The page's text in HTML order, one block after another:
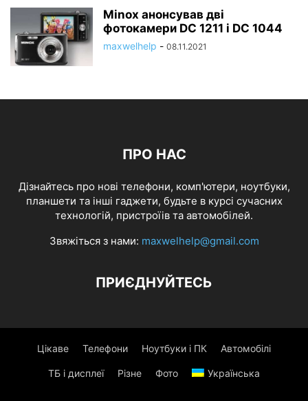
Minox анонсував дві
фотокамери DC 1211 і DC 1044
maxwelhelp - 08.11.2021
ПРО НАС
Дізнайтесь про нові телефони, комп'ютери, ноутбуки,
планшети та інші гаджети, будьте в курсі сучасних
технологій, пристроїів та автомобілей.
Звяжіться з нами: maxwelhelp@gmail.com
ПРИЄДНУЙТЕСЬ
Цікаве Телефони Ноутбуки і ПК Автомобілі
ТБ і дисплеї Різне Фото Українська